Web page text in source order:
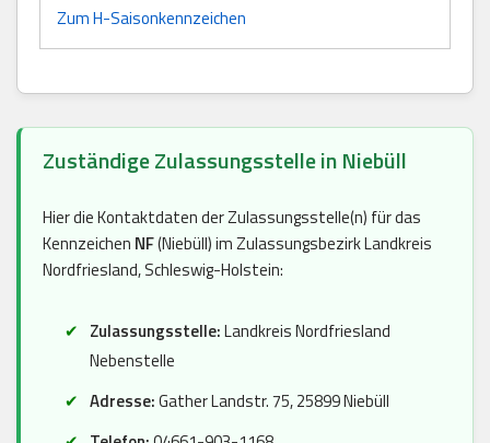
Zum H-Saisonkennzeichen
Zuständige Zulassungsstelle in Niebüll
Hier die Kontaktdaten der Zulassungsstelle(n) für das
Kennzeichen NF(Niebüll) im Zulassungsbezirk Landkreis
Nordfriesland, Schleswig-Holstein:
Zulassungsstelle:Landkreis Nordfriesland
Nebenstelle
Adresse:Gather Landstr. 75, 25899 Niebüll